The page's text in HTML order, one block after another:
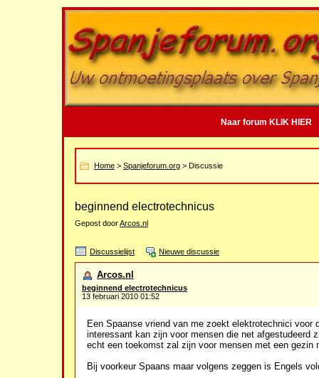
Naar forum KLIK HIER
Home > Spanjeforum.org > Discussie
beginnend electrotechnicus
Gepost doorArcos.nl
Discussielijst Nieuwe discussie
Arcos.nl
beginnend electrotechnicus
13 februari 2010 01:52
Een Spaanse vriend van me zoekt elektrotechnici
interessant kan zijn voor mensen die net afgestudeerd
echt een toekomst zal zijn voor mensen met een
Bij voorkeur Spaans maar volgens zeggen is Engels